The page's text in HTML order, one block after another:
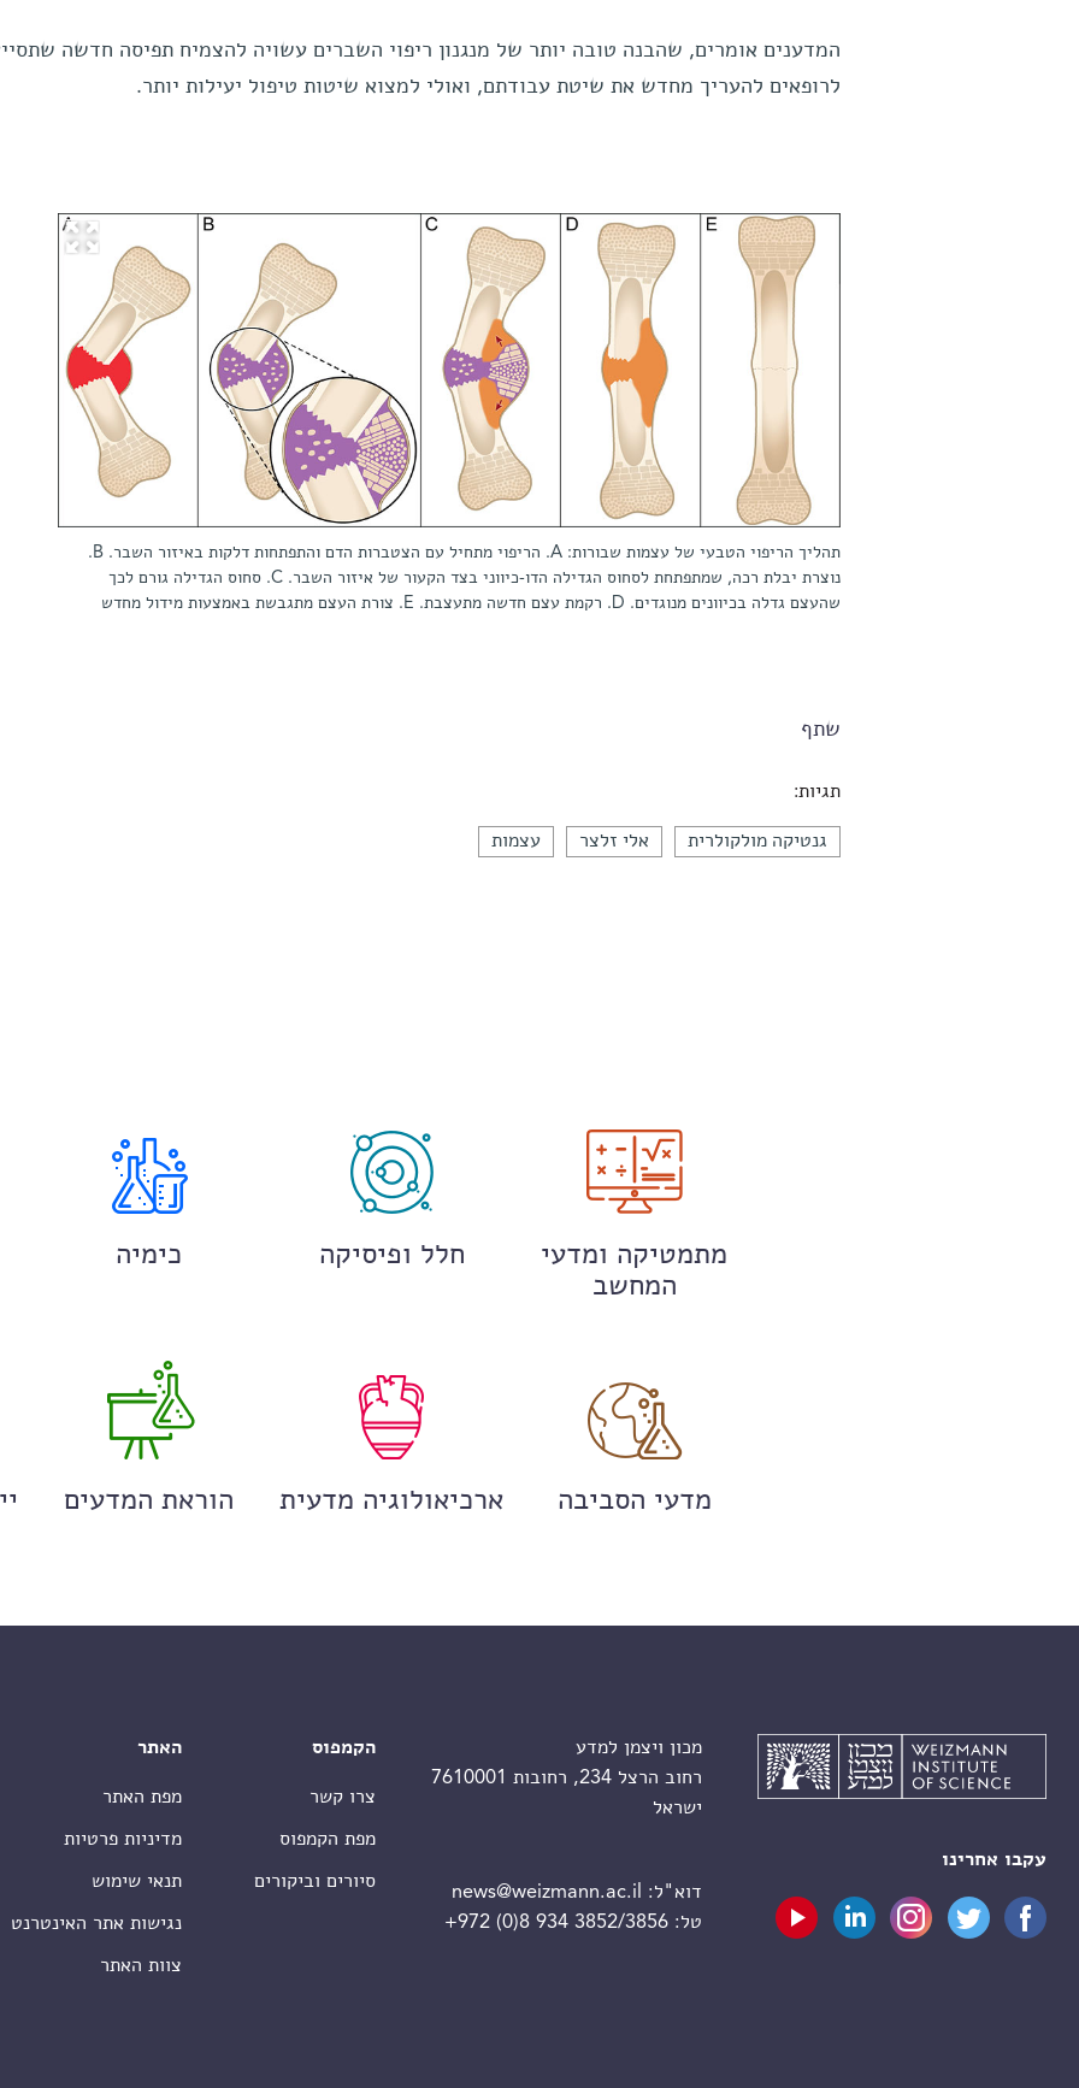
המדענים אומרים, שהבנה טובה יותר של מנגנון ריפוי השברים עשויה להצמיח תפיסה חדשה
לרופאים להעריך מחדש את שיטת עבודתם, ואולי למצוא שיטות טיפול יעילות יותר.
תהליך הריפוי הטבעי של עצמות שבורות: A. הריפוי מתחיל עם הצטברות הדם והתפתחות דלקות באיזור השבר. B.
נוצרת יבלת רכה, שמתפתחת לסחוס הגדילה הדו-כיווני בצד הקעור של איזור השבר. C. סחוס הגדילה גורם לכך
שהעצם גדלה בכיוונים מנוגדים. D. רקמת עצם חדשה מתעצבת. E. צורת העצם מתגבשת באמצעות מידול מחדש
שתף
תגיות:
גנטיקה מולקולרית אלי זלצר עצמות
מתמטיקה ומדעי
המחשב
חלל ופיסיקה כימיה
מדעי הסביבה ארכיאולוגיה מדעית הוראת המדעים
עקבו אחרינו
מכון ויצמן למדע
רחוב הרצל 234, רחובות 7610001
ישראל
דוא"ל:
news@weizmann.ac.il
טל:+972 (0)8 934 3852/3856
הקמפוס
צרו קשר
מפת הקמפוס
סיורים וביקורים
האתר
מפת האתר
מדיניות פרטיות
תנאי שימוש
נגישות אתר האינטרנט
צוות האתר